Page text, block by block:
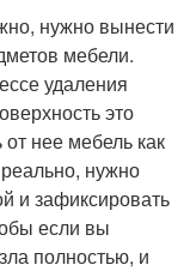
нужно вынести
мебели.
удаления
это
нее мебель как
нужно
и зафиксировать
если вы
полностью, и